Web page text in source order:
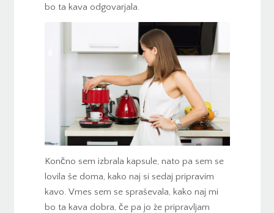
bo ta kava odgovarjala.
Končno sem izbrala kapsule, nato pa sem se
lovila še doma, kako naj si sedaj pripravim
kavo. Vmes sem se spraševala, kako naj mi
bo ta kava dobra, če pa jo že pripravljam